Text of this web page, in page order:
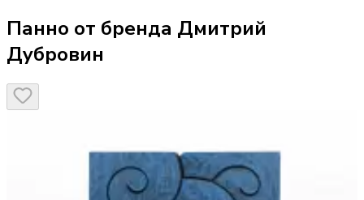
Панно от бренда Дмитрий
Дубровин